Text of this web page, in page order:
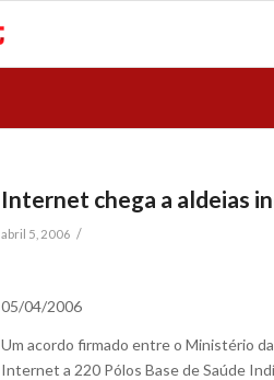
Internet chega a aldeias
abril 5, 2006 /
05/04/2006
Um acordo firmado entre o Ministério
Internet a 220 Pólos Base de Saúde